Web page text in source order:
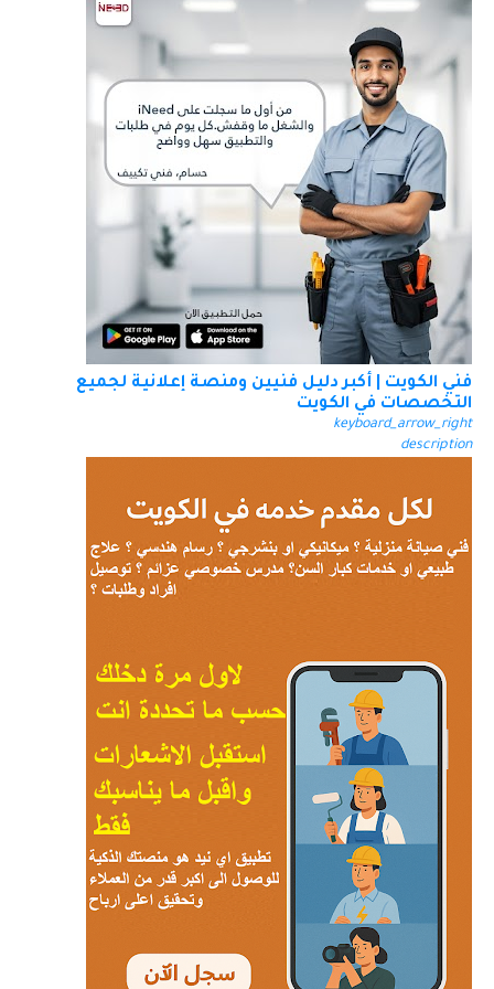
فني الكويت | أكبر دليل فنيين ومنصة إعلانية لجميع
التخصصات في الكويت
keyboard_arrow_right
description